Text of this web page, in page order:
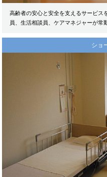
高齢者の安心と安全を支えるサービス
員、生活相談員、ケアマネジャーが常
ショ